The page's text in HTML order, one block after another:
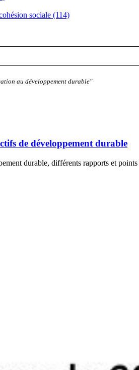
sociale (114)
au développement durable"
de développement durable
durable, différents rapports et